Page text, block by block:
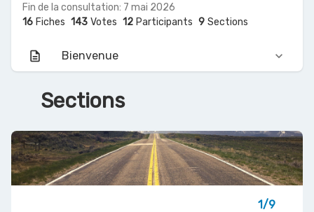
Fin de la consultation: 7 mai 2026
16 Fiches 143 Votes 12 Participants 9 Sections
description Bienvenue keyboard_arrow_down
Sections
1/9